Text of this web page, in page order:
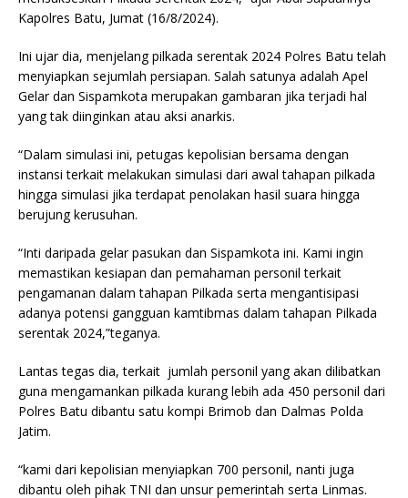
Kapolres Batu, Jumat (16/8/2024).
Ini ujar dia, menjelang pilkada serentak 2024 Polres Batu telah
menyiapkan sejumlah persiapan. Salah satunya adalah Apel
Gelar dan Sispamkota merupakan gambaran jika terjadi hal
yang tak diinginkan atau aksi anarkis.
“Dalam simulasi ini, petugas kepolisian bersama dengan
instansi terkait melakukan simulasi dari awal tahapan pilkada
hingga simulasi jika terdapat penolakan hasil suara hingga
berujung kerusuhan.
“Inti daripada gelar pasukan dan Sispamkota ini. Kami ingin
memastikan kesiapan dan pemahaman personil terkait
pengamanan dalam tahapan Pilkada serta mengantisipasi
adanya potensi gangguan kamtibmas dalam tahapan Pilkada
serentak 2024,”teganya.
Lantas tegas dia, terkait jumlah personil yang akan dilibatkan
guna mengamankan pilkada kurang lebih ada 450 personil dari
Polres Batu dibantu satu kompi Brimob dan Dalmas Polda
Jatim.
“kami dari kepolisian menyiapkan 700 personil, nanti juga
dibantu oleh pihak TNI dan unsur pemerintah serta Linmas.